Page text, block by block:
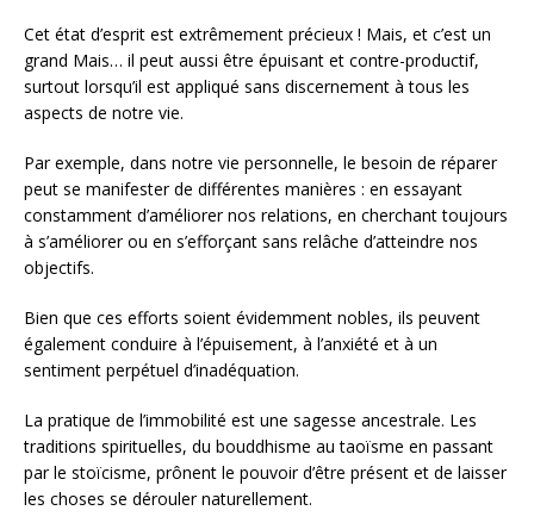
Cet état d’esprit est extrêmement précieux ! Mais, et c’est un
grand Mais… il peut aussi être épuisant et contre-productif,
surtout lorsqu’il est appliqué sans discernement à tous les
aspects de notre vie.
Par exemple, dans notre vie personnelle, le besoin de réparer
peut se manifester de différentes manières : en essayant
constamment d’améliorer nos relations, en cherchant toujours
à s’améliorer ou en s’efforçant sans relâche d’atteindre nos
objectifs.
Bien que ces efforts soient évidemment nobles, ils peuvent
également conduire à l’épuisement, à l’anxiété et à un
sentiment perpétuel d’inadéquation.
La pratique de l’immobilité est une sagesse ancestrale. Les
traditions spirituelles, du bouddhisme au taoïsme en passant
par le stoïcisme, prônent le pouvoir d’être présent et de laisser
les choses se dérouler naturellement.